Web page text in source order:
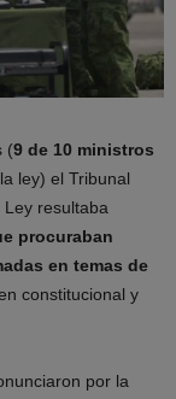
(9 de 10 ministros
ley) el Tribunal
Ley resultaba
procuraban
en temas de
constitucional y
por la